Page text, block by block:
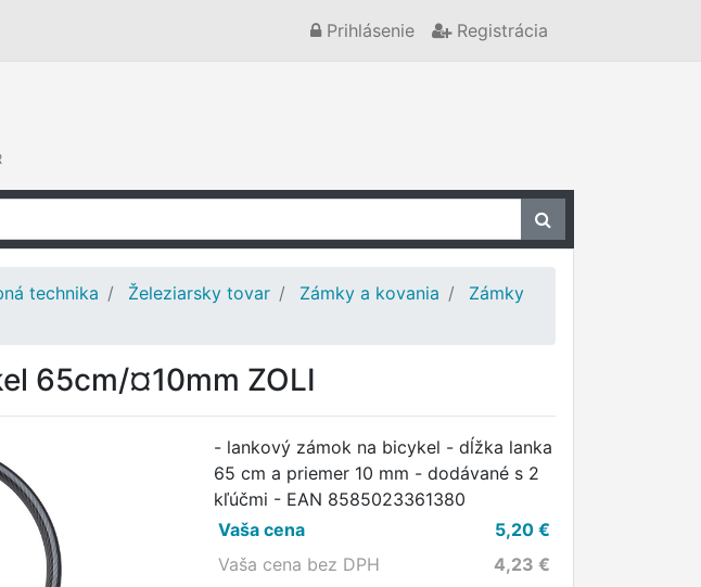
Prihlásenie Registrácia
technika Železiarsky tovar Zámky a kovania
Zámky
65cm/¤10mm ZOLI
- lankový zámok na bicykel - dĺžka lanka
65 cm a priemer 10 mm - dodávané s 2
kľúčmi - EAN 8585023361380
Vaša cena
5,20€
Vaša cena bez DPH
4,23 €